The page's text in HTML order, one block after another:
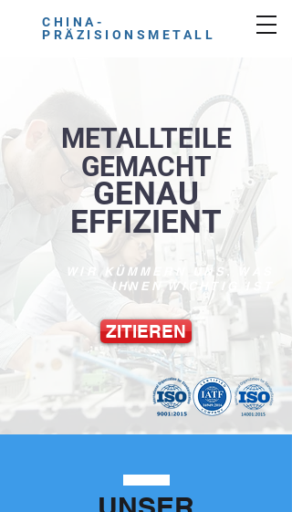
CHINA-
PRÄZISIONSMETALL
METALLTEILE
GEMACHT
GENAU
EFFIZIENT
WIR KÜMMERN UNS, WAS
IHNEN WICHTIG IST
ZITIEREN